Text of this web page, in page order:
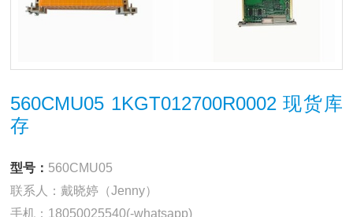
560CMU05 1KGT012700R0002 现货库
存
型号： 560CMU05
联系人：戴晓婷（Jenny）
手机：18050025540(-whatsapp)